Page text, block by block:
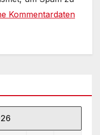
Kommentardaten